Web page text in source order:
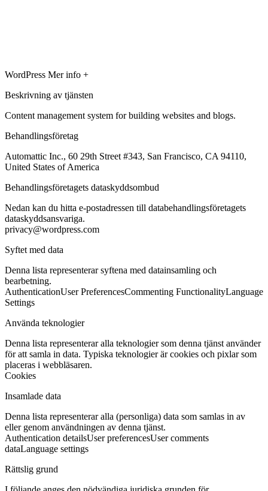
WordPress Mer info +
Beskrivning av tjänsten
Content management system for building websites and blogs.
Behandlingsföretag
Automattic Inc., 60 29th Street #343, San Francisco, CA 94110,
United States of America
Behandlingsföretagets dataskyddsombud
Nedan kan du hitta e-postadressen till databehandlingsföretagets
dataskyddsansvariga.
privacy@wordpress.com
Syftet med data
Denna lista representerar syftena med datainsamling och
bearbetning.
AuthenticationUser PreferencesCommenting FunctionalityLanguage
Settings
Använda teknologier
Denna lista representerar alla teknologier som denna tjänst använder
för att samla in data. Typiska teknologier är cookies och pixlar som
placeras i webbläsaren.
Cookies
Insamlade data
Denna lista representerar alla (personliga) data som samlas in av
eller genom användningen av denna tjänst.
Authentication detailsUser preferencesUser comments
dataLanguage settings
Rättslig grund